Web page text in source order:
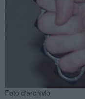
Foto d'archivio